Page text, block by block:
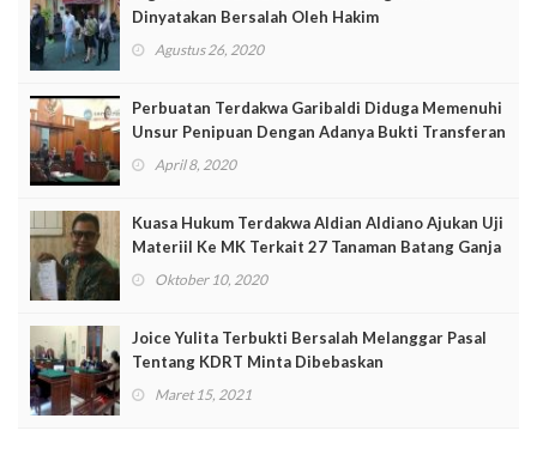
Dinyatakan Bersalah Oleh Hakim
Agustus 26, 2020
Perbuatan Terdakwa Garibaldi Diduga Memenuhi
Unsur Penipuan Dengan Adanya Bukti Transferan
April 8, 2020
Kuasa Hukum Terdakwa Aldian Aldiano Ajukan Uji
Materiil Ke MK Terkait 27 Tanaman Batang Ganja
Oktober 10, 2020
Joice Yulita Terbukti Bersalah Melanggar Pasal
Tentang KDRT Minta Dibebaskan
Maret 15, 2021